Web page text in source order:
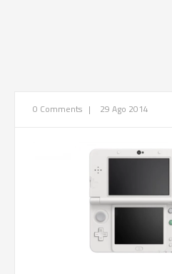
0 Comments | 29 Ago 2014